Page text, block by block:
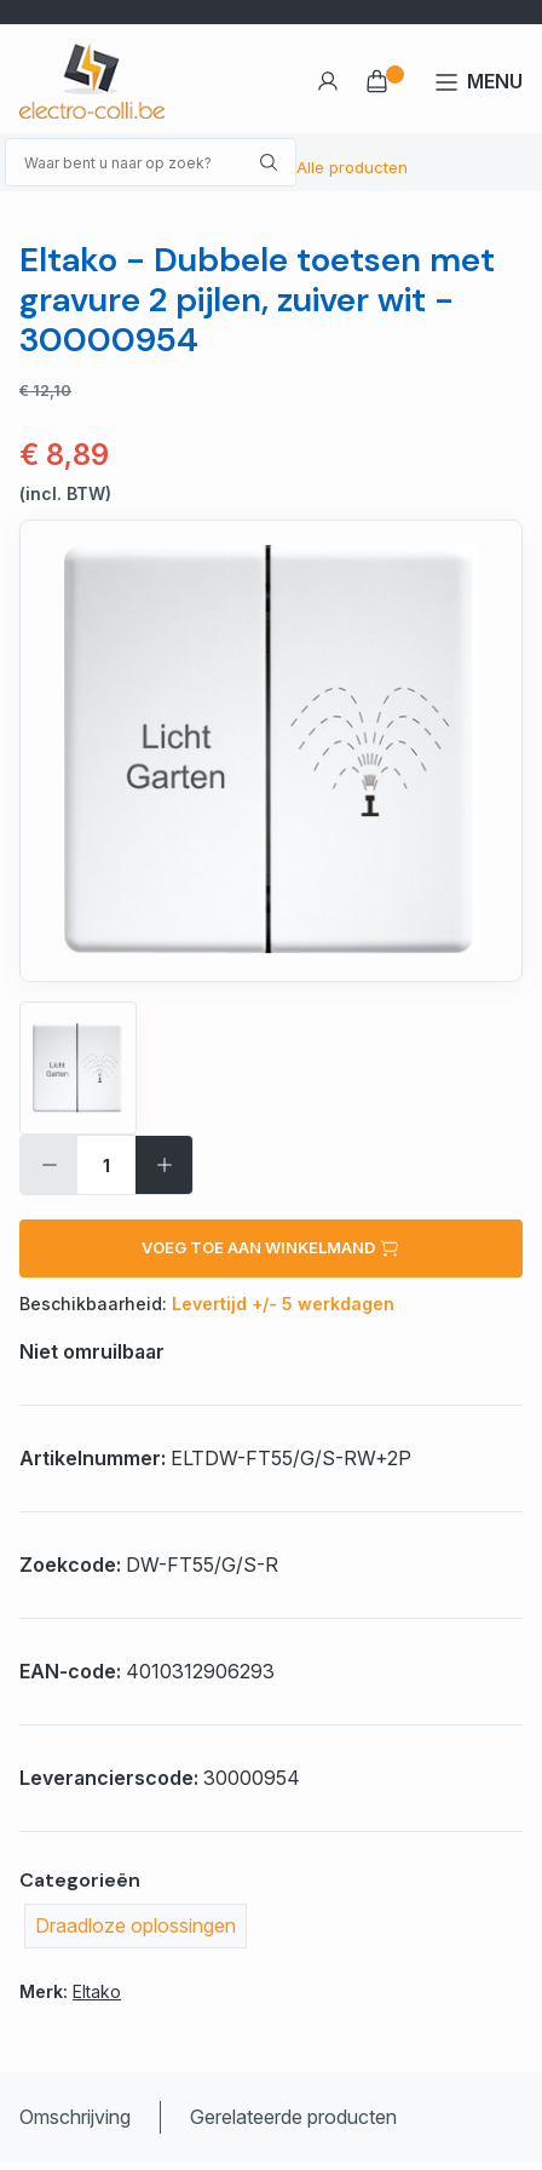
Alle producten
MENU
Eltako - Dubbele toetsen met
gravure 2 pijlen, zuiver wit -
30000954
€ 12,10
€ 8,89
(incl. BTW)
VOEG TOE AAN WINKELMAND
Beschikbaarheid: Levertijd +/- 5 werkdagen
Niet omruilbaar
Artikelnummer: ELTDW-FT55/G/S-RW+2P
Zoekcode: DW-FT55/G/S-R
EAN-code: 4010312906293
Leverancierscode: 30000954
Categorieën
Draadloze oplossingen
Merk: Eltako
Omschrijving Gerelateerde producten